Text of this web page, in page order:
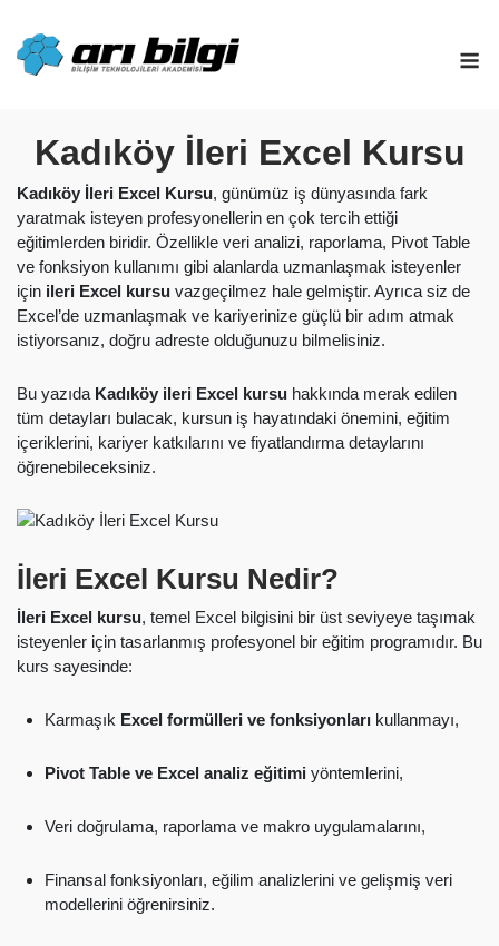
content
Kadıköy İleri Excel Kursu
Kadıköy İleri Excel Kursu, günümüz iş dünyasında fark
yaratmak isteyen profesyonellerin en çok tercih ettiği
eğitimlerden biridir. Özellikle veri analizi, raporlama, Pivot Table
ve fonksiyon kullanımı gibi alanlarda uzmanlaşmak isteyenler
için ileri Excel kursu vazgeçilmez hale gelmiştir. Ayrıca siz de
Excel’de uzmanlaşmak ve kariyerinize güçlü bir adım atmak
istiyorsanız, doğru adreste olduğunuzu bilmelisiniz.
Bu yazıda Kadıköy ileri Excel kursu hakkında merak edilen
tüm detayları bulacak, kursun iş hayatındaki önemini, eğitim
içeriklerini, kariyer katkılarını ve fiyatlandırma detaylarını
öğrenebileceksiniz.
İleri Excel Kursu Nedir?
İleri Excel kursu, temel Excel bilgisini bir üst seviyeye taşımak
isteyenler için tasarlanmış profesyonel bir eğitim programıdır. Bu
kurs sayesinde:
Karmaşık Excel formülleri ve fonksiyonları kullanmayı,
Pivot Table ve Excel analiz eğitimi yöntemlerini,
Veri doğrulama, raporlama ve makro uygulamalarını,
Finansal fonksiyonları, eğilim analizlerini ve gelişmiş veri
modellerini öğrenirsiniz.